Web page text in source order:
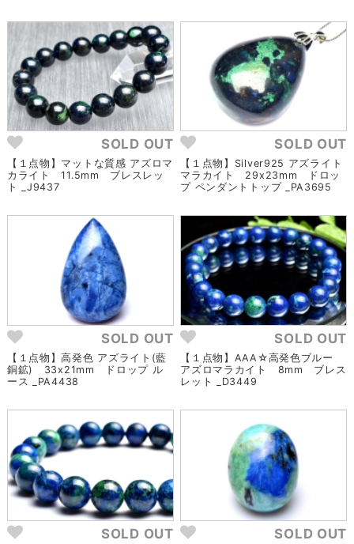
SOLD OUT
【１点物】マットな質感 アズロマ
カライト 11.5mm ブレスレッ
ト _J9437
SOLD OUT
【１点物】Silver925 アズライト
マラカイト 29x23mm ドロッ
プ ペンダントトップ _PA3695
SOLD OUT
【１点物】高発色 アズライト(藍
銅鉱) 33x21mm ドロップ ル
ース _PA4438
SOLD OUT
【１点物】AAA☆高発色ブルー
アズロマラカイト 8mm ブレス
レット _D3449
SOLD OUT SOLD OUT